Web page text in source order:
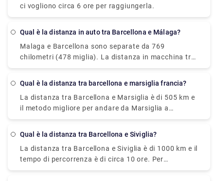
trasporto inadatto.
ci vogliono circa 6 ore per raggiungerla.
Qual è la distanza in auto tra Barcellona e Málaga?
Malaga e Barcellona sono separate da 769
chilometri (478 miglia). La distanza in macchina tra
Malaga e Barcellona, invece, è di 999 chilometri (621
Qual è la distanza tra barcellona e marsiglia francia?
La distanza tra Barcellona e Marsiglia è di 505 km e
il metodo migliore per andare da Marsiglia a
Barcellona è l'aereo, che impiega 2 ore e 15 minuti e
Qual è la distanza tra Barcellona e Siviglia?
La distanza tra Barcellona e Siviglia è di 1000 km e il
tempo di percorrenza è di circa 10 ore. Per
prenotare un trasferimento privato, colpiscici a